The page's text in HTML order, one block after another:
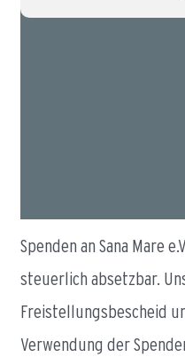
Spenden an Sana Mare
steuerlich absetzbar.
Freistellungsbescheid
Verwendung der